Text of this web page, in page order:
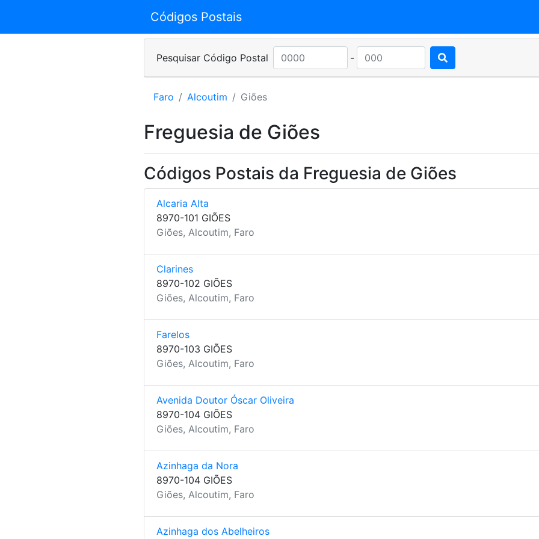
Códigos Postais
Pesquisar Código Postal -
Faro Alcoutim Giões
Freguesia de Giões
Códigos Postais da Freguesia de Giões
Alcaria Alta
8970-101 GIÕES
Giões, Alcoutim, Faro
Clarines
8970-102 GIÕES
Giões, Alcoutim, Faro
Farelos
8970-103 GIÕES
Giões, Alcoutim, Faro
Avenida Doutor Óscar Oliveira
8970-104 GIÕES
Giões, Alcoutim, Faro
Azinhaga da Nora
8970-104 GIÕES
Giões, Alcoutim, Faro
Azinhaga dos Abelheiros